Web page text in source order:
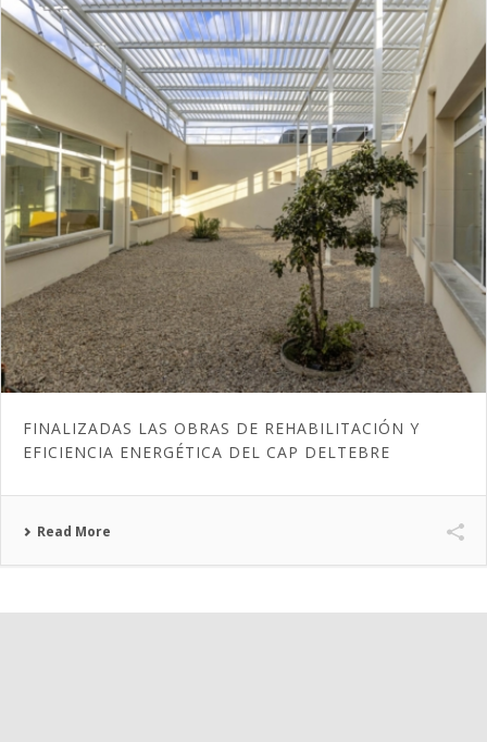
FINALIZADAS LAS OBRAS DE REHABILITACIÓN Y
EFICIENCIA ENERGÉTICA DEL CAP DELTEBRE
Read More